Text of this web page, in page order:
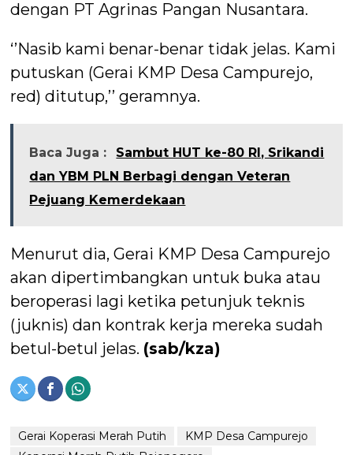
dengan PT Agrinas Pangan Nusantara.
‘’Nasib kami benar-benar tidak jelas. Kami
putuskan (Gerai KMP Desa Campurejo,
red) ditutup,’’ geramnya.
Baca Juga :
Sambut HUT ke-80 RI, Srikandi
dan YBM PLN Berbagi dengan Veteran
Pejuang Kemerdekaan
Menurut dia, Gerai KMP Desa Campurejo
akan dipertimbangkan untuk buka atau
beroperasi lagi ketika petunjuk teknis
(juknis) dan kontrak kerja mereka sudah
betul-betul jelas. (sab/kza)
Gerai Koperasi Merah Putih
KMP Desa Campurejo